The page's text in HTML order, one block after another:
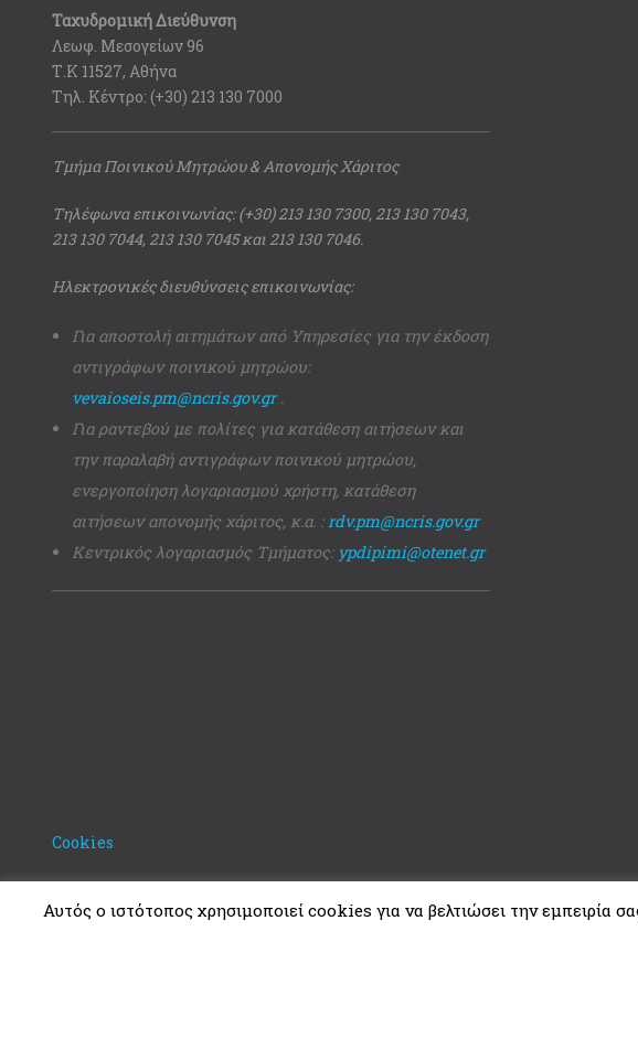
Ταχυδρομική Διεύθυνση
Λεωφ. Μεσογείων 96
Τ.Κ 11527, Αθήνα
Τηλ. Κέντρο: (+30) 213 130 7000
Τμήμα Ποινικού Μητρώου & Απονομής Χάριτος
Τηλέφωνα επικοινωνίας: (+30) 213 130 7300, 213 130 7043,
213 130 7044, 213 130 7045 και 213 130 7046.
Ηλεκτρονικές διευθύνσεις επικοινωνίας:
Για αποστολή αιτημάτων από Υπηρεσίες για την έκδοση
αντιγράφων ποινικού μητρώου:
vevaioseis.pm@ncris.gov.gr.
Για ραντεβού με πολίτες για κατάθεση αιτήσεων και
την παραλαβή αντιγράφων ποινικού μητρώου,
ενεργοποίηση λογαριασμού χρήστη, κατάθεση
αιτήσεων απονομής χάριτος, κ.α. :rdv.pm@ncris.gov.gr
Κεντρικός λογαριασμός Τμήματος: ypdipimi@otenet.gr
Cookies
Αυτός ο ιστότοπος χρησιμοποιεί cookies για να βελτιώσει την εμπειρία